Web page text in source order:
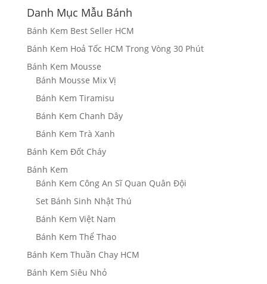
Danh Mục Mẫu Bánh
Bánh Kem Best Seller HCM
Bánh Kem Hoả Tốc HCM Trong Vòng 30 Phút
Bánh Kem Mousse
Bánh Mousse Mix Vị
Bánh Kem Tiramisu
Bánh Kem Chanh Dây
Bánh Kem Trà Xanh
Bánh Kem Đốt Cháy
Bánh Kem
Bánh Kem Công An Sĩ Quan Quân Đội
Set Bánh Sinh Nhật Thú
Bánh Kem Việt Nam
Bánh Kem Thể Thao
Bánh Kem Thuần Chay HCM
Bánh Kem Siêu Nhỏ